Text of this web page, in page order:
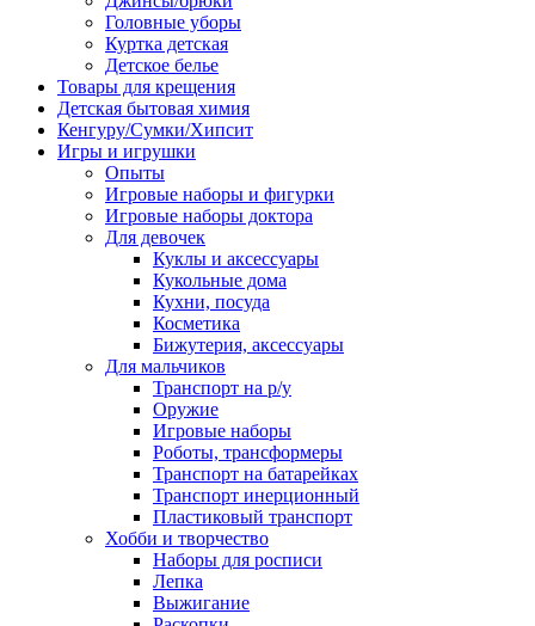
Головные уборы
Куртка детская
Детское белье
Товары для крещения
Детская бытовая химия
Кенгуру/Сумки/Хипсит
Игры и игрушки
Опыты
Игровые наборы и фигурки
Игровые наборы доктора
Для девочек
Куклы и аксессуары
Кукольные дома
Кухни, посуда
Косметика
Бижутерия, аксессуары
Для мальчиков
Транспорт на р/у
Оружие
Игровые наборы
Роботы, трансформеры
Транспорт на батарейках
Транспорт инерционный
Пластиковый транспорт
Хобби и творчество
Наборы для росписи
Лепка
Выжигание